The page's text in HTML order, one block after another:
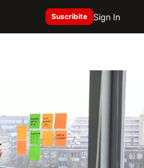
Suscribite Sign In